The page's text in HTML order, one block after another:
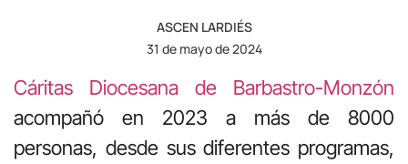
ASCEN LARDIÉS
31 de mayo de 2024
Cáritas Diocesana de Barbastro-Monzón
acompañó en 2023 a más de 8000
personas, desde sus diferentes programas,